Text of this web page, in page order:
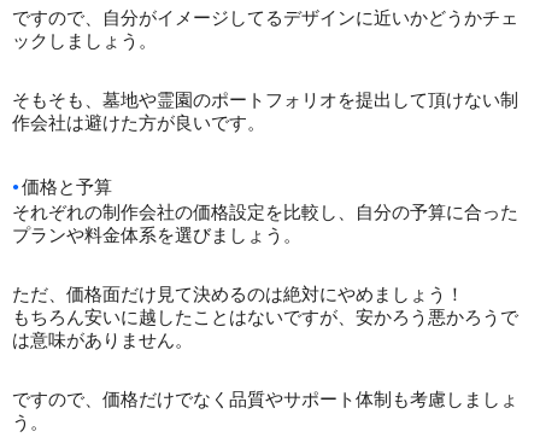
ですので、自分がイメージしてるデザインに近いかどうかチェ
ックしましょう。
そもそも、墓地や霊園のポートフォリオを提出して頂けない制
作会社は避けた方が良いです。
価格と予算
それぞれの制作会社の価格設定を比較し、自分の予算に合った
プランや料金体系を選びましょう。
ただ、価格面だけ見て決めるのは絶対にやめましょう！
もちろん安いに越したことはないですが、安かろう悪かろうで
は意味がありません。
ですので、価格だけでなく品質やサポート体制も考慮しましょ
う。